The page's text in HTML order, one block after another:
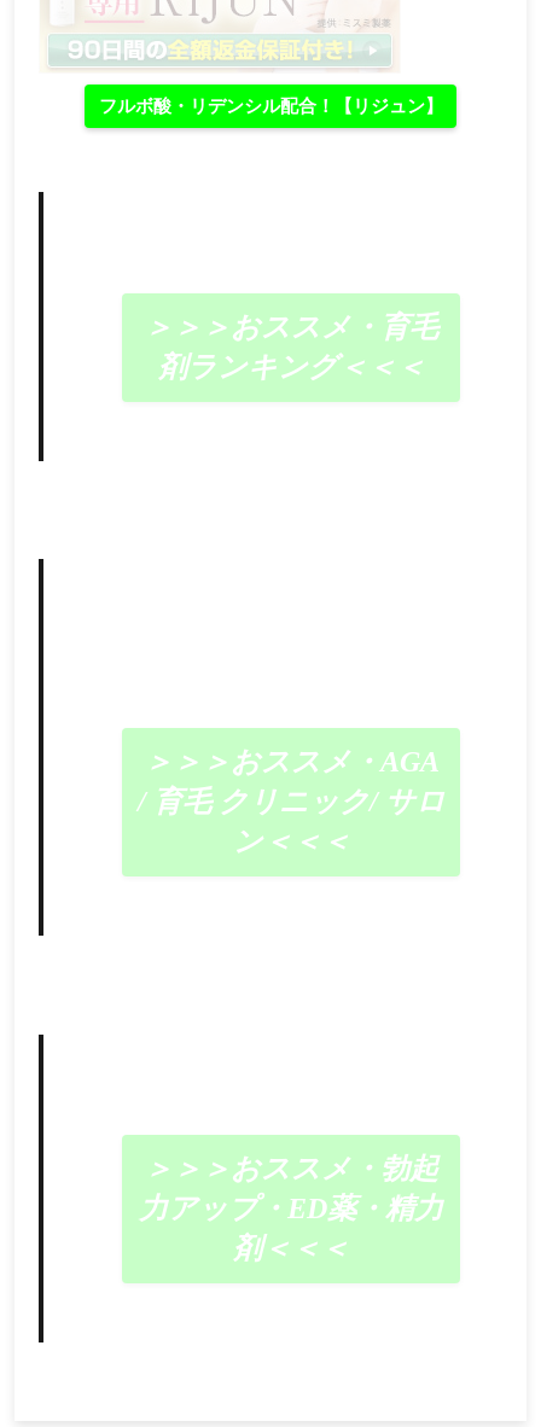
フルボ酸・リデンシル配合！【リジュン】
＞＞＞おススメ・育毛
剤ランキング＜＜＜
＞＞＞おススメ・AGA
/ 育毛 クリニック/ サロ
ン＜＜＜
＞＞＞おススメ・勃起
力アップ・ED薬・精力
剤＜＜＜